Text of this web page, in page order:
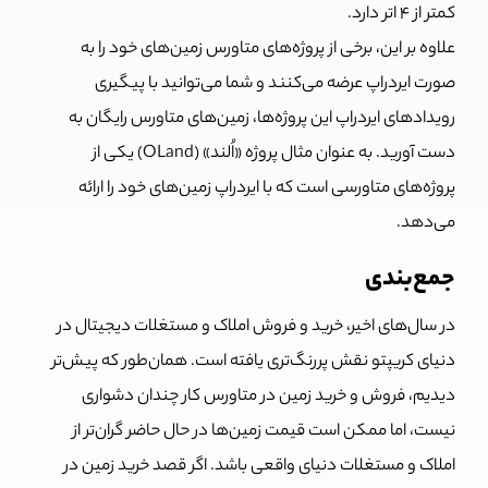
کمتر از 4 اتر دارد.
علاوه بر این، برخی از پروژه‌های متاورس زمین‌های خود را به
صورت ایردراپ عرضه می‌کنند و شما می‌توانید با پیگیری
رویدادهای ایردراپ این پروژه‌ها، زمین‌های متاورس رایگان به
دست آورید. به عنوان مثال پروژه «اُلند» (OLand) یکی از
پروژه‌های متاورسی است که با ایردراپ زمین‌های خود را ارائه
می‌دهد.
جمع‌بندی
در سال‌های اخیر، خرید و فروش املاک و مستغلات دیجیتال در
دنیای کریپتو نقش پررنگ‌تری یافته است. همان‌طور که پیش‌تر
دیدیم، فروش و خرید زمین در متاورس کار چندان دشواری
نیست، اما ممکن است قیمت زمین‌ها در حال حاضر گران‌تر از
املاک و مستغلات دنیای واقعی باشد. اگر قصد خرید زمین در